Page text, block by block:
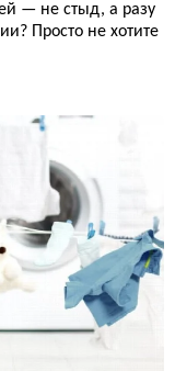
— не стыд, а разу
Просто не хотите